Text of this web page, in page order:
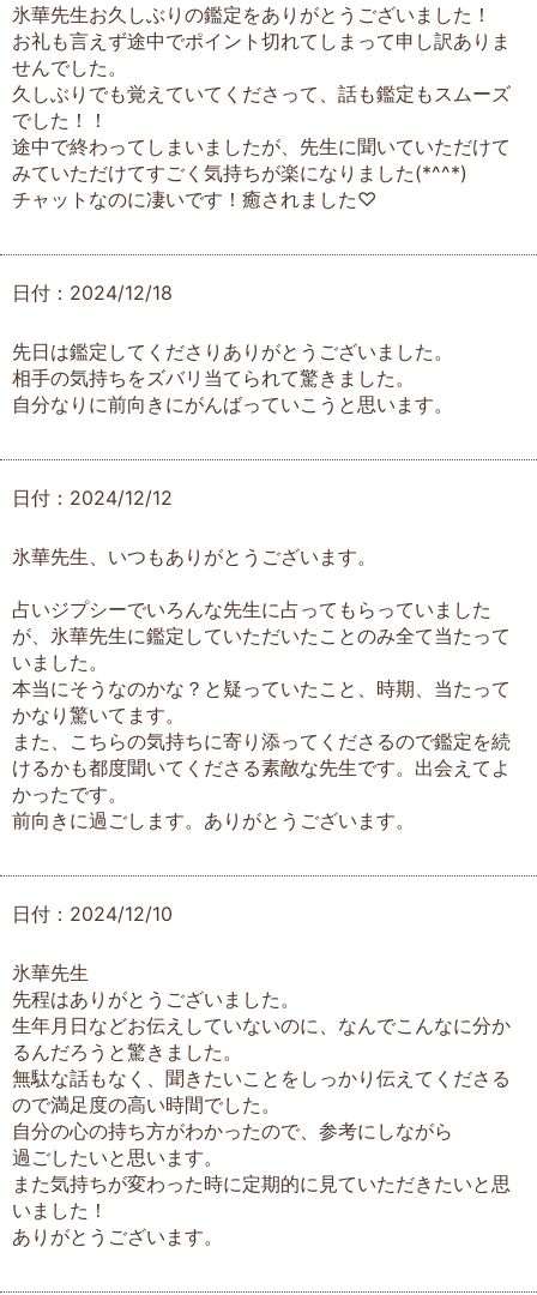
氷華先生お久しぶりの鑑定をありがとうございました！
お礼も言えず途中でポイント切れてしまって申し訳ありま
せんでした。
久しぶりでも覚えていてくださって、話も鑑定もスムーズ
でした！！
途中で終わってしまいましたが、先生に聞いていただけて
みていただけてすごく気持ちが楽になりました(*^^*)
チャットなのに凄いです！癒されました♡
日付：2024/12/18
先日は鑑定してくださりありがとうございました。
相手の気持ちをズバリ当てられて驚きました。
自分なりに前向きにがんばっていこうと思います。
日付：2024/12/12
氷華先生、いつもありがとうございます。
占いジプシーでいろんな先生に占ってもらっていました
が、氷華先生に鑑定していただいたことのみ全て当たって
いました。
本当にそうなのかな？と疑っていたこと、時期、当たって
かなり驚いてます。
また、こちらの気持ちに寄り添ってくださるので鑑定を続
けるかも都度聞いてくださる素敵な先生です。出会えてよ
かったです。
前向きに過ごします。ありがとうございます。
日付：2024/12/10
氷華先生
先程はありがとうございました。
生年月日などお伝えしていないのに、なんでこんなに分か
るんだろうと驚きました。
無駄な話もなく、聞きたいことをしっかり伝えてくださる
ので満足度の高い時間でした。
自分の心の持ち方がわかったので、参考にしながら
過ごしたいと思います。
また気持ちが変わった時に定期的に見ていただきたいと思
いました！
ありがとうございます。